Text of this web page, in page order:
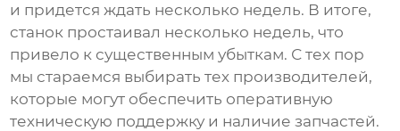
и придется ждать несколько недель. В итоге,
станок простаивал несколько недель, что
привело к существенным убыткам. С тех пор
мы стараемся выбирать тех производителей,
которые могут обеспечить оперативную
техническую поддержку и наличие запчастей.